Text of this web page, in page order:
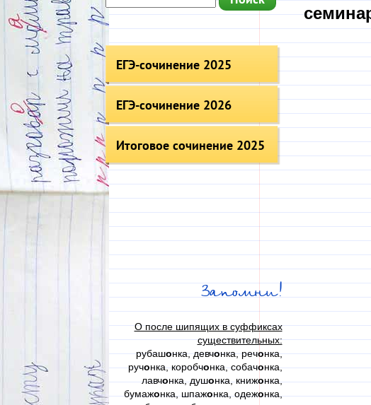
ЕГЭ-сочинение 2025
ЕГЭ-сочинение 2026
Итоговое сочинение 2025
Запомни!
О после шипящих в суффиксах
существительных:
рубашонка, девчонка, речонка,
ручонка, коробчонка, собачонка,
лавчонка, душонка, книжонка,
бумажонка, шпажонка, одежонка,